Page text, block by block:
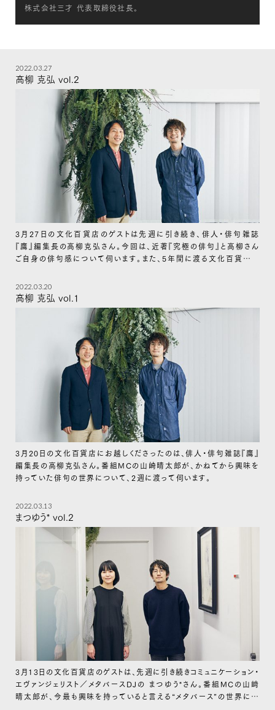
株式会社三才 代表取締役社長。
2022.03.27
高柳 克弘 vol.2
3月27日の文化百貨店のゲストは先週に引き続き、俳人・俳句雑誌
『鷹』編集長の高柳克弘さん。今回は、近著『究極の俳句』と高柳さん
ご自身の俳句感について伺います。また、5年間に渡る文化百貨店を
2022.03.20
高柳 克弘 vol.1
3月20日の文化百貨店にお越しくださったのは、俳人・俳句雑誌『鷹』
編集長の高柳克弘さん。番組MCの山崎晴太郎が、かねてから興味を
持っていた俳句の世界について、2週に渡って伺います。
2022.03.13
まつゆう* vol.2
3月13日の文化百貨店のゲストは、先週に引き続きコミュニケーション・
エヴァンジェリスト／メタバースDJの まつゆう*さん。番組MCの山﨑
晴太郎が、今最も興味を持っていると言える“メタバース”の世界につ